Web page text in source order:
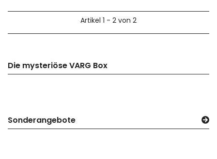
Artikel 1 - 2 von 2
Die mysteriöse VARG Box
Sonderangebote